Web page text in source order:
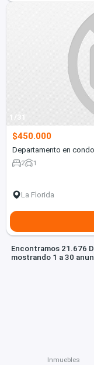
1/31
$450.000
Departamento en
2 1
La Florida
Encontramos 21.676
mostrando 1 a 30
Inmuebles